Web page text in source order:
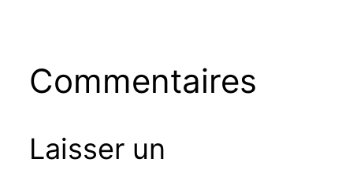
Commentaires
Laisser un